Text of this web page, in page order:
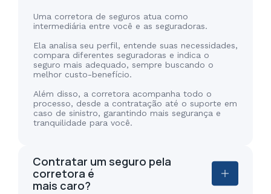
Uma corretora de seguros atua como
intermediária entre você e as seguradoras.
Ela analisa seu perfil, entende suas necessidades,
compara diferentes seguradoras e indica o
seguro mais adequado, sempre buscando o
melhor custo-benefício.
Além disso, a corretora acompanha todo o
processo, desde a contratação até o suporte em
caso de sinistro, garantindo mais segurança e
tranquilidade para você.
Contratar um seguro pela
corretora é
mais caro?